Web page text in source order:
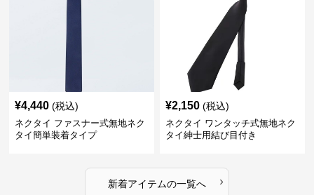
¥4,440 (税込)
ネクタイ ファスナー式無地ネク
タイ簡単装着タイプ
¥2,150 (税込)
ネクタイ ワンタッチ式無地ネク
タイ紳士用結び目付き
新着アイテムの一覧へ ›